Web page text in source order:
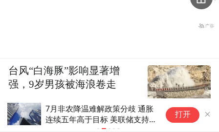
现货黄金周涨超7%站上4300美
元，为何突然大涨？
打开
台风“白海豚”影响显著增
强，9岁男孩被海浪卷走
鲁中晨报